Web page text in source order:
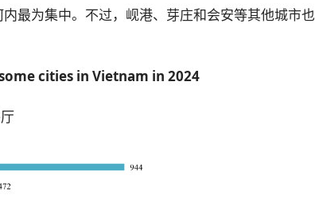
最为集中。不过，岘港、芽庄和会安等其他城市也
cities in Vietnam in 2024